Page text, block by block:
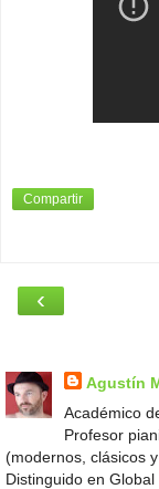
Compartir
‹
Agustín
Académico
Profesor
(modernos, clásicos
Distinguido en